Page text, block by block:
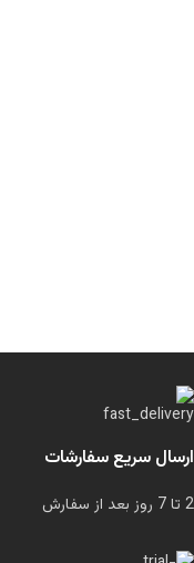
ارسال سریع سفارشات
2 تا 7 روز بعد از سفارش